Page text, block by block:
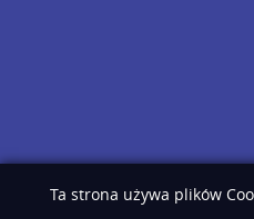
Ta strona używa plików